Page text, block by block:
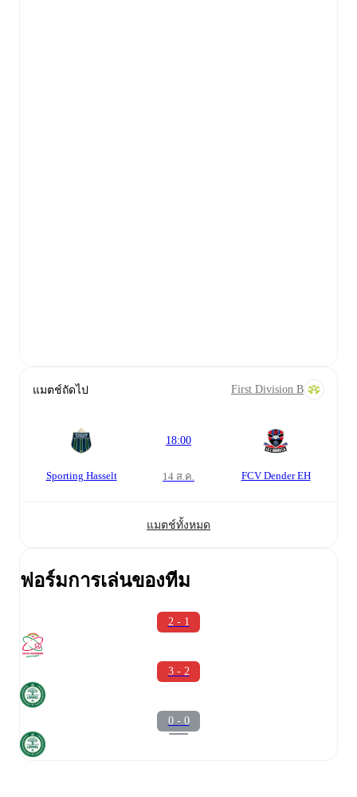
แมตช์ถัดไป First Division B
Sporting Hasselt
18:00
14 ส.ค. FCV Dender EH
แมตช์ทั้งหมด
ฟอร์มการเล่นของทีม
2 - 1
3 - 2
0 - 0